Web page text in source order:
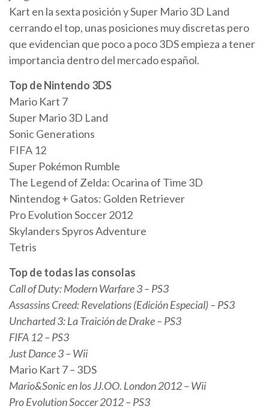
Kart en la sexta posición y Super Mario 3D Land
cerrando el top, unas posiciones muy discretas pero
que evidencian que poco a poco 3DS empieza a tener
importancia dentro del mercado español.
Top de Nintendo 3DS
Mario Kart 7
Super Mario 3D Land
Sonic Generations
FIFA 12
Super Pokémon Rumble
The Legend of Zelda: Ocarina of Time 3D
Nintendog + Gatos: Golden Retriever
Pro Evolution Soccer 2012
Skylanders Spyros Adventure
Tetris
Top de todas las consolas
Call of Duty: Modern Warfare 3 – PS3
Assassins Creed: Revelations (Edición Especial) – PS3
Uncharted 3: La Traición de Drake – PS3
FIFA 12 – PS3
Just Dance 3 – Wii
Mario Kart 7 – 3DS
Mario&Sonic en los JJ.OO. London 2012 – Wii
Pro Evolution Soccer 2012 – PS3